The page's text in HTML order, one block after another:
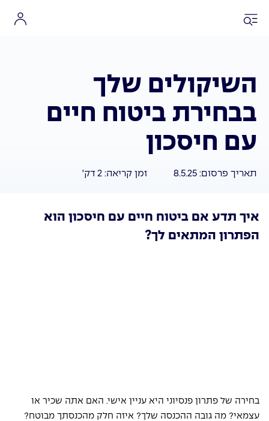
השיקולים שלך
בבחירת ביטוח חיים
עם חיסכון
תאריך פרסום: 8.5.25 זמן קריאה: 2 דק'
איך תדע אם ביטוח חיים עם חיסכון הוא
הפתרון המתאים לך?
בחירה של פתרון פנסיוני היא עניין אישי. האם אתה שכיר או
עצמאי? מה גובה ההכנסה שלך? איזה חלק מהכנסתך מבוטח?